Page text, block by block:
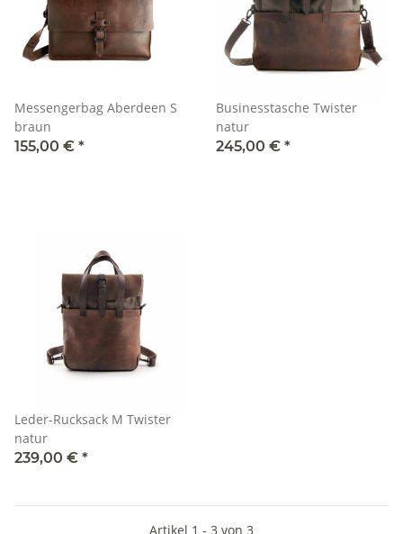
Messengerbag Aberdeen S
braun
155,00 € *
Businesstasche Twister
natur
245,00 € *
Leder-Rucksack M Twister
natur
239,00 € *
Artikel 1 - 3 von 3